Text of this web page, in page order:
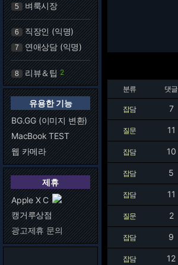
5 벼룩시장
6 직장인 (익명)
7 연애상담 (익명)
8 리뷰＆팁 2
유용한 기능
BG.GG (이미지 변환)
MacBook TEST
웹 카메라
제휴
Apple X C
캥거루상점
광고제휴 문의
분류 댓글
잡담 7
질문 11
잡담 10
잡담 5
잡담 11
질문 2
잡담 9
잡담 12